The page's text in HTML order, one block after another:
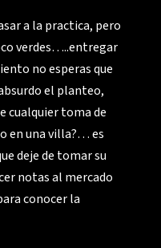
a la practica, pero
verdes…..entregar
no esperas que
el planteo,
cualquier toma de
en una villa?… es
deje de tomar su
notas al mercado
conocer la